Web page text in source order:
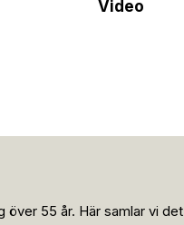
Video
över 55 år. Här samlar vi det